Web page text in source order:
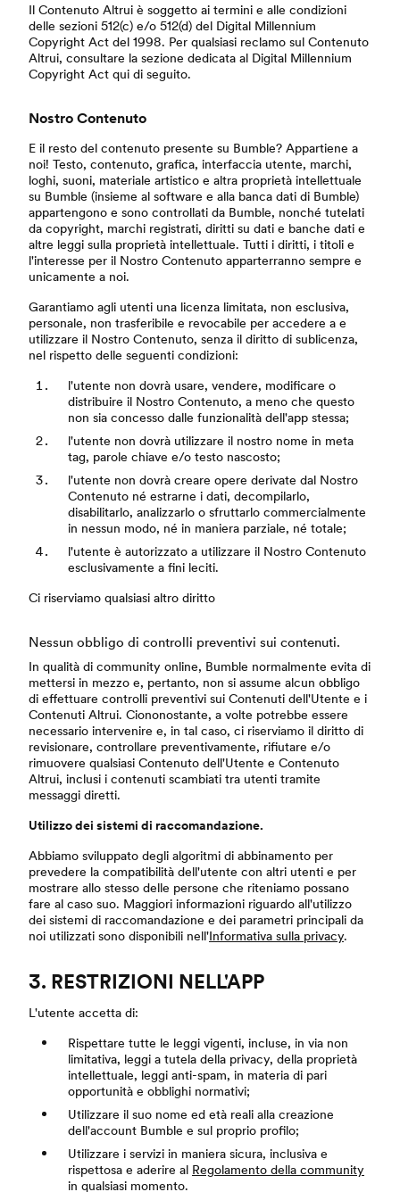
Il Contenuto Altrui è soggetto ai termini e alle condizioni
delle sezioni 512(c) e/o 512(d) del Digital Millennium
Copyright Act del 1998. Per qualsiasi reclamo sul Contenuto
Altrui, consultare la sezione dedicata al Digital Millennium
Copyright Act qui di seguito.
Nostro Contenuto
E il resto del contenuto presente su Bumble? Appartiene a
noi! Testo, contenuto, grafica, interfaccia utente, marchi,
loghi, suoni, materiale artistico e altra proprietà intellettuale
su Bumble (insieme al software e alla banca dati di Bumble)
appartengono e sono controllati da Bumble, nonché tutelati
da copyright, marchi registrati, diritti su dati e banche dati e
altre leggi sulla proprietà intellettuale. Tutti i diritti, i titoli e
l'interesse per il Nostro Contenuto apparterranno sempre e
unicamente a noi.
Garantiamo agli utenti una licenza limitata, non esclusiva,
personale, non trasferibile e revocabile per accedere a e
utilizzare il Nostro Contenuto, senza il diritto di sublicenza,
nel rispetto delle seguenti condizioni:
l'utente non dovrà usare, vendere, modificare o
distribuire il Nostro Contenuto, a meno che questo
non sia concesso dalle funzionalità dell'app stessa;
l'utente non dovrà utilizzare il nostro nome in meta
tag, parole chiave e/o testo nascosto;
l'utente non dovrà creare opere derivate dal Nostro
Contenuto né estrarne i dati, decompilarlo,
disabilitarlo, analizzarlo o sfruttarlo commercialmente
in nessun modo, né in maniera parziale, né totale;
l'utente è autorizzato a utilizzare il Nostro Contenuto
esclusivamente a fini leciti.
Ci riserviamo qualsiasi altro diritto
Nessun obbligo di controlli preventivi sui contenuti.
In qualità di community online, Bumble normalmente evita di
mettersi in mezzo e, pertanto, non si assume alcun obbligo
di effettuare controlli preventivi sui Contenuti dell'Utente e i
Contenuti Altrui. Ciononostante, a volte potrebbe essere
necessario intervenire e, in tal caso, ci riserviamo il diritto di
revisionare, controllare preventivamente, rifiutare e/o
rimuovere qualsiasi Contenuto dell'Utente e Contenuto
Altrui, inclusi i contenuti scambiati tra utenti tramite
messaggi diretti.
Utilizzo dei sistemi di raccomandazione.
Abbiamo sviluppato degli algoritmi di abbinamento per
prevedere la compatibilità dell'utente con altri utenti e per
mostrare allo stesso delle persone che riteniamo possano
fare al caso suo. Maggiori informazioni riguardo all'utilizzo
dei sistemi di raccomandazione e dei parametri principali da
noi utilizzati sono disponibili nell'Informativa sulla privacy.
3. RESTRIZIONI NELL'APP
L'utente accetta di:
Rispettare tutte le leggi vigenti, incluse, in via non
limitativa, leggi a tutela della privacy, della proprietà
intellettuale, leggi anti-spam, in materia di pari
opportunità e obblighi normativi;
Utilizzare il suo nome ed età reali alla creazione
dell'account Bumble e sul proprio profilo;
Utilizzare i servizi in maniera sicura, inclusiva e
rispettosa e aderire al Regolamento della community
in qualsiasi momento.